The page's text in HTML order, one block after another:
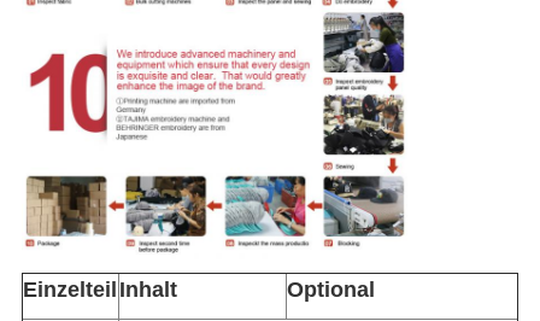
Einzelteil Inhalt
Optional